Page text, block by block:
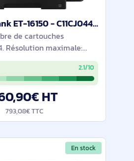
Epson EcoTank ET-16150 - C11CJ04401
de cartouches
Résolution maximale:
Taille de papier de série
A3. Impression recto-
Wifi. Couleur du produit:
2.1/10
HT
793,08€ TTC
En stock